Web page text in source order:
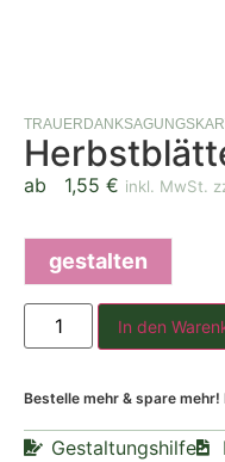
ab 1,55 € inkl. MwSt.
gestalten
In den
Bestelle mehr & spare
Gestaltungshilfe